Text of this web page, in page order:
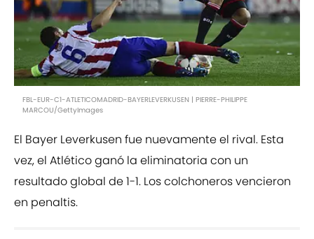
FBL-EUR-C1-ATLETICOMADRID-BAYERLEVERKUSEN | PIERRE-PHILIPPE
MARCOU/GettyImages
El Bayer Leverkusen fue nuevamente el rival. Esta
vez, el Atlético ganó la eliminatoria con un
resultado global de 1-1. Los colchoneros vencieron
en penaltis.